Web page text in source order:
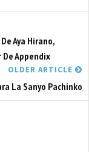
Aya Hirano,
De Appendix
OLDER ARTICLE
La Sanyo Pachinko